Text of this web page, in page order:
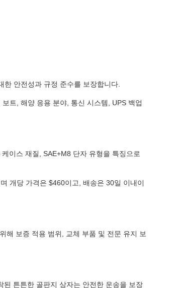
안전성과 규정 준수를 보장합니다.
트, 해양 응용 분야, 통신 시스템, UPS 백업
이스 재질, SAE+M8 단자 유형을 특징으로
개당 가격은 $460이고, 배송은 30일 이내이
해 보증 적용 범위, 교체 부품 및 전문 유지 보
튼튼한 골판지 상자는 안전한 운송을 보장